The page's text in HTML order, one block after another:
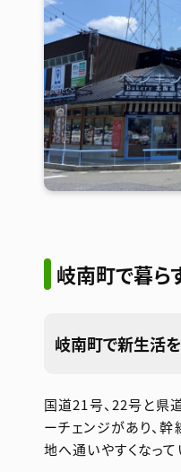
岐南町で暮ら
岐南町で新生活
国道21号、22号と県
ーチェンジがあり、
地へ通いやすくなって